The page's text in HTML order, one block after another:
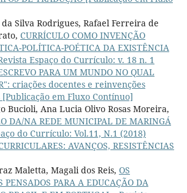
Silva Rodrigues, Rafael Ferreira de
CURRÍCULO COMO INVENÇÃO
POLÍTICA-POÉTICA DA EXISTÊNCIA
Espaço do Currículo: v. 18 n. 1
PARA UM MUNDO NO QUAL
criações docentes e reinvenções
em Fluxo Contínuo]
Bucioli, Ana Lucia Olivo Rosas Moreira,
DA/NA REDE MUNICIPAL DE MARINGÁ
do Currículo: Vol.11, N.1 (2018)
AVANÇOS, RESISTÊNCIAS
Maletta, Magali dos Reis, OS
PENSADOS PARA A EDUCAÇÃO DA